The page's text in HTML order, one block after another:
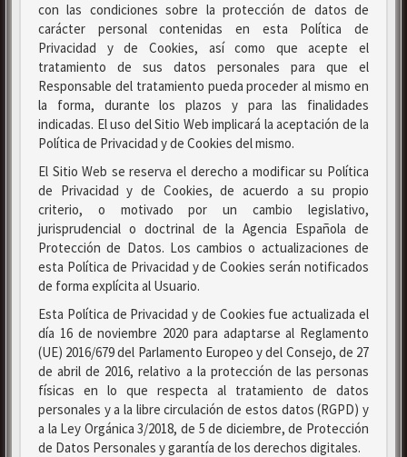
con las condiciones sobre la protección de datos de
carácter personal contenidas en esta Política de
Privacidad y de Cookies, así como que acepte el
tratamiento de sus datos personales para que el
Responsable del tratamiento pueda proceder al mismo en
la forma, durante los plazos y para las finalidades
indicadas. El uso del Sitio Web implicará la aceptación de la
Política de Privacidad y de Cookies del mismo.
El Sitio Web se reserva el derecho a modificar su Política
de Privacidad y de Cookies, de acuerdo a su propio
criterio, o motivado por un cambio legislativo,
jurisprudencial o doctrinal de la Agencia Española de
Protección de Datos. Los cambios o actualizaciones de
esta Política de Privacidad y de Cookies serán notificados
de forma explícita al Usuario.
Esta Política de Privacidad y de Cookies fue actualizada el
día 16 de noviembre 2020 para adaptarse al Reglamento
(UE) 2016/679 del Parlamento Europeo y del Consejo, de 27
de abril de 2016, relativo a la protección de las personas
físicas en lo que respecta al tratamiento de datos
personales y a la libre circulación de estos datos (RGPD) y
a la Ley Orgánica 3/2018, de 5 de diciembre, de Protección
de Datos Personales y garantía de los derechos digitales.